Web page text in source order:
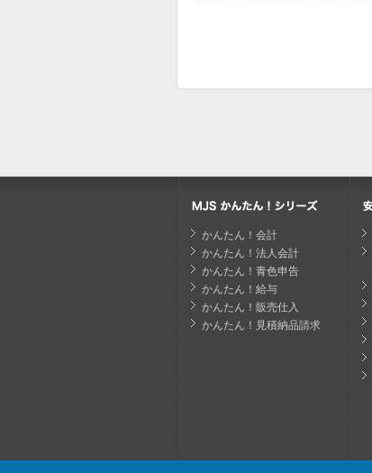
かんたん！会計
かんたん！法人会計
かんたん！青色申告
かんたん！給与
かんたん！販売仕入
かんたん！見積納品請求